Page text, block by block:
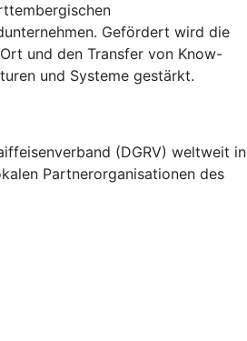
Gefördert wird die
und den Transfer von Know-
und Systeme gestärkt.
(DGRV) weltweit in
Partnerorganisationen des